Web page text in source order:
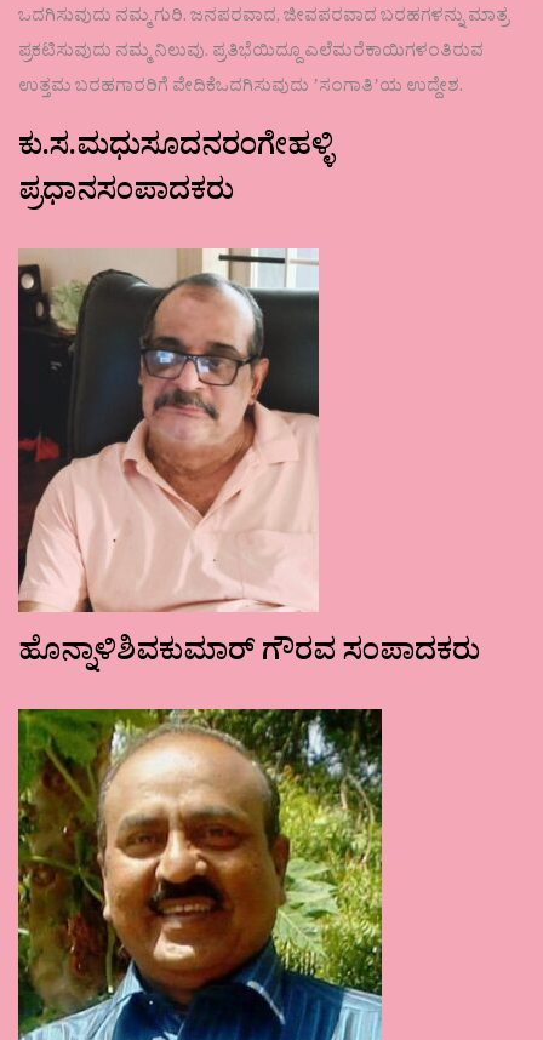
ಒದಗಿಸುವುದು ನಮ್ಮ ಗುರಿ. ಜನಪರವಾದ, ಜೀವಪರವಾದ ಬರಹಗಳನ್ನು ಮಾತ್ರ
ಪ್ರಕಟಿಸುವುದು ನಮ್ಮ ನಿಲುವು. ಪ್ರತಿಭೆಯಿದ್ದೂ ಎಲೆಮರೆಕಾಯಿಗಳಂತಿರುವ
ಉತ್ತಮ ಬರಹಗಾರರಿಗೆ ವೇದಿಕೆಒದಗಿಸುವುದು ʼಸಂಗಾತಿʼಯ ಉದ್ದೇಶ.
ಕು.ಸ.ಮಧುಸೂದನರಂಗೇಹಳ್ಳಿ
ಪ್ರಧಾನಸಂಪಾದಕರು
ಹೊನ್ನಾಳಿಶಿವಕುಮಾರ್ ಗೌರವ ಸಂಪಾದಕರು